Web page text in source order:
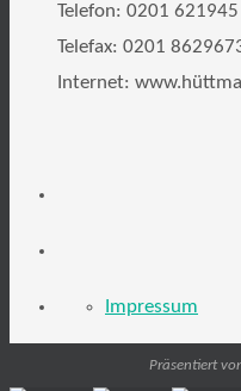
Telefon: 0201 621945
Telefax: 0201
Internet:
Impressum
Präsentiert